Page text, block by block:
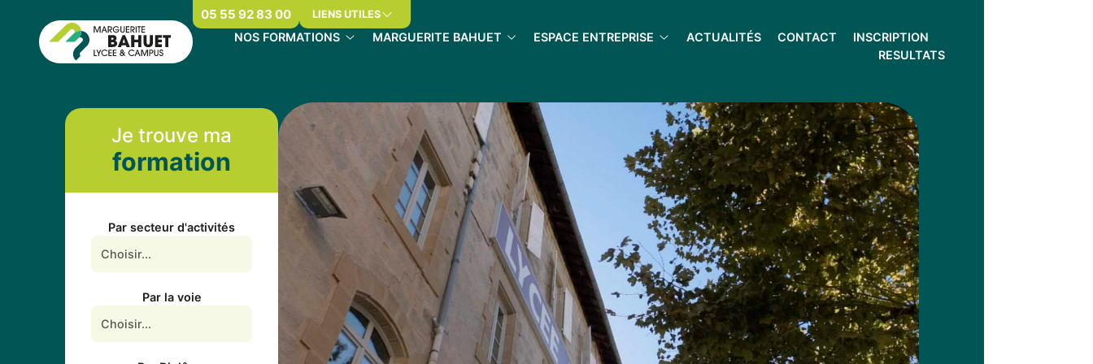
05 55 92 83 00 LIENS UTILES
NOS FORMATIONS MARGUERITE BAHUET ESPACE ENTREPRISE ACTUALITÉS CONTACT
INSCRIPTION
RESULTATS
Je trouve ma
formation
Par secteur d'activités
Par la voie